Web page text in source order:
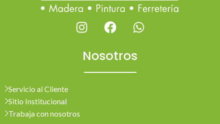
Nosotros
Servicio al Cliente
Sitio Institucional
Trabaja con nosotros